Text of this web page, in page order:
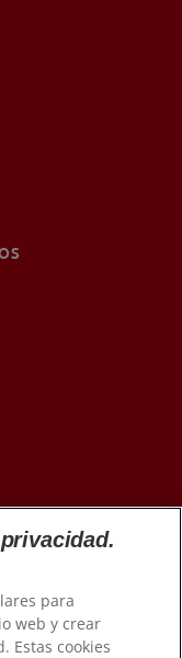
para
web y crear
Estas cookies